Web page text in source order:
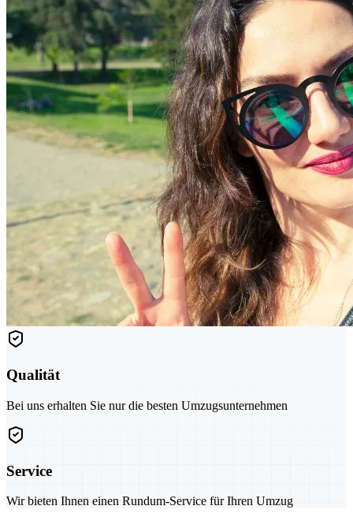
Qualität
Bei uns erhalten Sie nur die besten Umzugsunternehmen
Service
Wir bieten Ihnen einen Rundum-Service für Ihren Umzug